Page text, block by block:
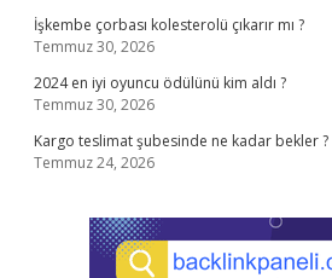
İşkembe çorbası kolesterolü çıkarır mı ?
Temmuz 30, 2026
2024 en iyi oyuncu ödülünü kim aldı ?
Temmuz 30, 2026
Kargo teslimat şubesinde ne kadar bekler ?
Temmuz 24, 2026